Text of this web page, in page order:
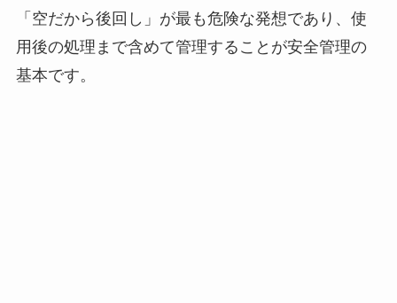
「空だから後回し」が最も危険な発想であり、使
用後の処理まで含めて管理することが安全管理の
基本です。